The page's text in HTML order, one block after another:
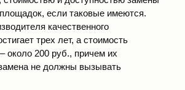
если таковые имеются.
качественного
трех лет, а стоимость
около 200 руб., причем их
не должны вызывать